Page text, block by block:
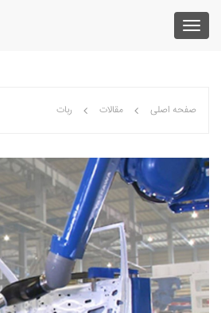
Toggle
navigation
صفحه اصلی مقالات ربات